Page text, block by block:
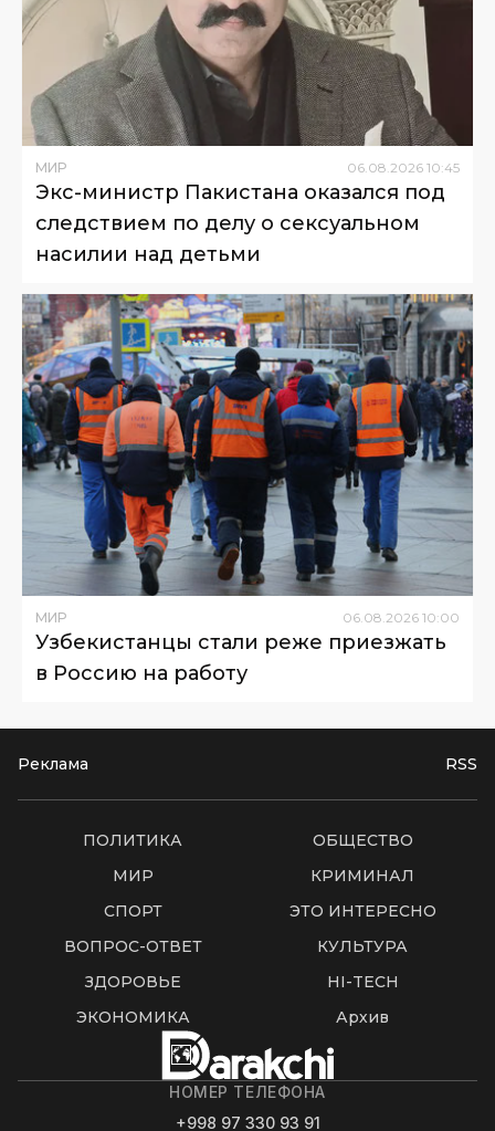
МИР 06.08.2026 10:45
Экс-министр Пакистана оказался под
следствием по делу о сексуальном
насилии над детьми
МИР 06 08 2026 10:00
Узбекистанцы стали реже приезжать
в Россию на работу
Реклама RSS
ПОЛИТИКА
ОБЩЕСТВО
МИР
КРИМИНАЛ
СПОРТ
ЭТО ИНТЕРЕСНО
ВОПРОС-ОТВЕТ
КУЛЬТУРА
ЗДОРОВЬЕ
HI-TECH
ЭКОНОМИКА
Архив
НОМЕР ТЕЛЕФОНА
+998 97 330 93 91